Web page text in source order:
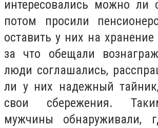
интересовались можно ли
потом просили
оставить у них на хранение
за что обещали
люди соглашались,
ли у них надежный
свои сбережения.
мужчины обнаруживали,